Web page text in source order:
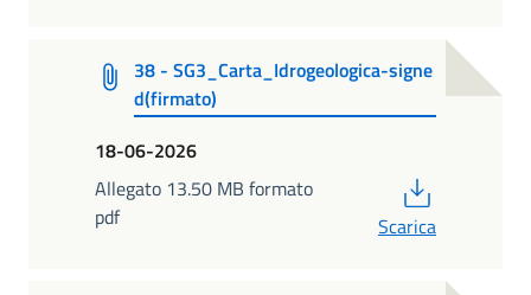
38 - SG3_Carta_Idrogeologica-signe
d(firmato)
18-06-2026
Allegato 13.50 MB formato
pdf
Scarica